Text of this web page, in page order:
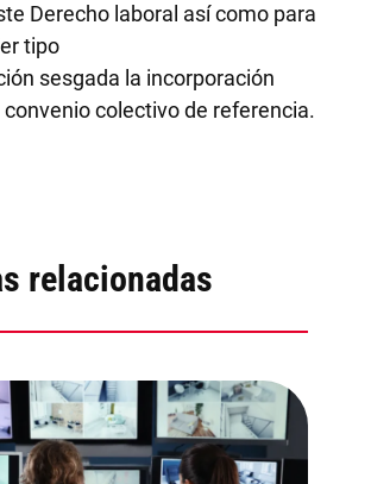
Derecho laboral así como para
tipo
sesgada la incorporación
colectivo de referencia.
relacionadas